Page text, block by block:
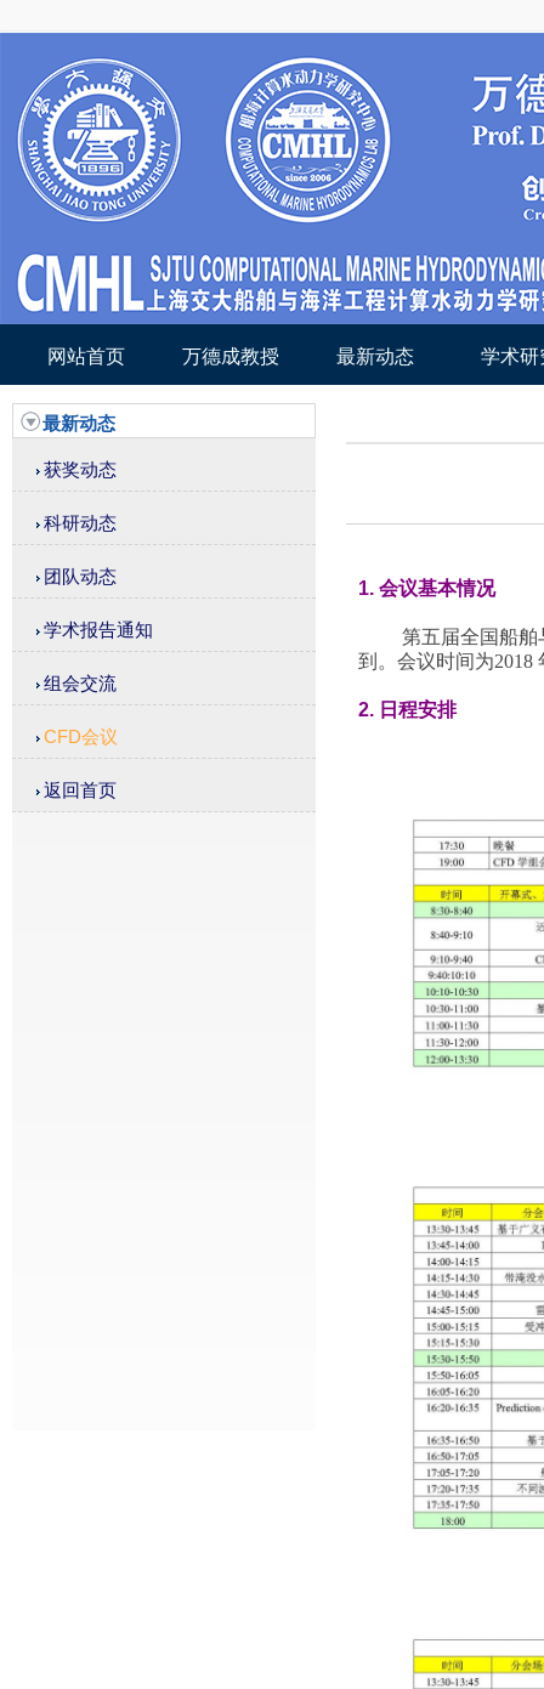
网站首页 万德成教授 最新动态 学术研
最新动态
获奖动态
科研动态
团队动态
学术报告通知
组会交流
CFD会议
返回首页
1. 会议基本情况
第五届全国船舶
到。会议时间为2018
2. 日程安排